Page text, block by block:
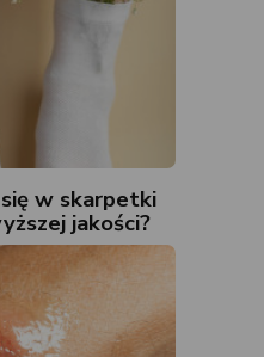
w skarpetki
jakości?